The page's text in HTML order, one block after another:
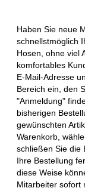
Haben Sie neue
schnellstmöglich
Hosen, ohne viel
komfortables
E-Mail-Adresse
Bereich ein, den
"Anmeldung"
bisherigen
gewünschten
Warenkorb,
schließen Sie die
Ihre Bestellung
diese Weise
Mitarbeiter sofort